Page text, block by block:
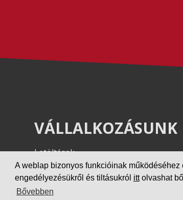
A weblap bizonyos funkcióinak
engedélyezésükről és tiltásukról ittolvashat
Bővebben
VÁLLALKOZÁSUNK
Letöltések
Adatvédelem
Impresszum